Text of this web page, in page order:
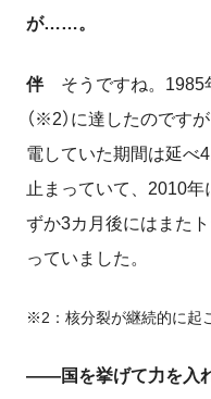
が……。
伴そうですね。1985
（※2）に達したのです
電していた期間は延べ
止まっていて、2010
ずか3カ月後にはまた
っていました。
※2：核分裂が継続的に起
――国を挙げて力を入